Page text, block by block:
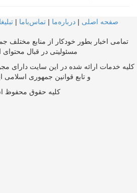
صفحه اصلی | درباره‌ما | تماس‌با‌ما |
تمامی اخبار بطور خودکار از منابع
مسئولیتی در قبال محتوای
کلیه خدمات ارائه شده در این سایت دارای
و تابع قوانین جمهوری اسلامی
کلیه حقوق محفوظ